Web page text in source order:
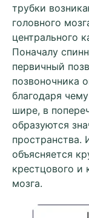
трубки
головного
центрального
Поначалу
первичный
позвоночника
благодаря
шире, в
образуются
пространства.
объясняется
крестцового и
мозга.